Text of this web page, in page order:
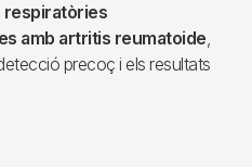
respiratòries
amb artritis reumatoide,
precoç i els resultats